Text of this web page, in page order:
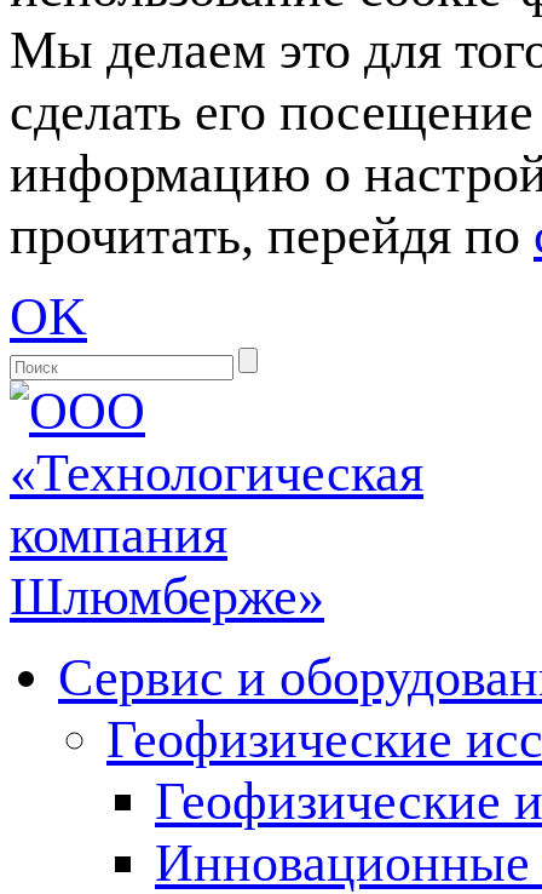
Мы делаем это для
сделать его
информацию о
прочитать, перейдя по
OK
Сервис и
Геофизические
Геофизические
Инновационные